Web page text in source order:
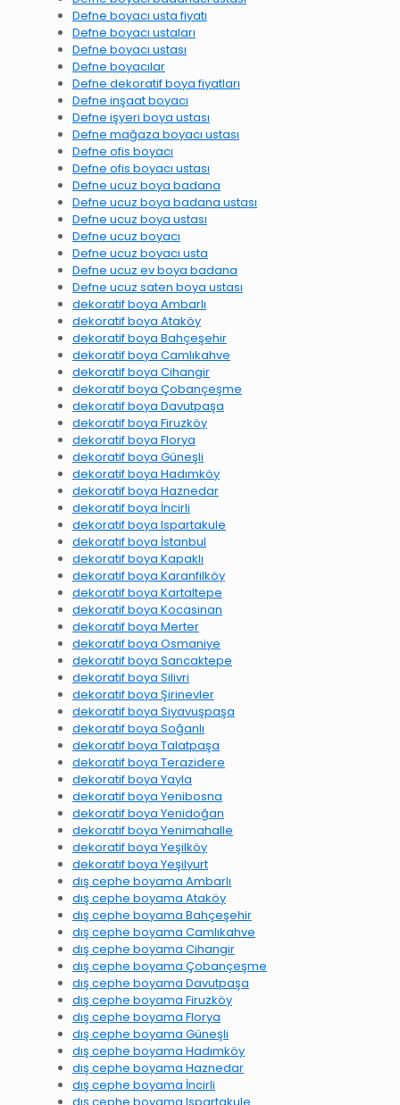
Defne boyacı usta fiyatı
Defne boyacı ustaları
Defne boyacı ustası
Defne boyacılar
Defne dekoratif boya fiyatları
Defne inşaat boyacı
Defne işyeri boya ustası
Defne mağaza boyacı ustası
Defne ofis boyacı
Defne ofis boyacı ustası
Defne ucuz boya badana
Defne ucuz boya badana ustası
Defne ucuz boya ustası
Defne ucuz boyacı
Defne ucuz boyacı usta
Defne ucuz ev boya badana
Defne ucuz saten boya ustası
dekoratif boya Ambarlı
dekoratif boya Ataköy
dekoratif boya Bahçeşehir
dekoratif boya Camlıkahve
dekoratif boya Cihangir
dekoratif boya Çobançeşme
dekoratif boya Davutpaşa
dekoratif boya Firuzköy
dekoratif boya Florya
dekoratif boya Güneşli
dekoratif boya Hadımköy
dekoratif boya Haznedar
dekoratif boya İncirli
dekoratif boya Ispartakule
dekoratif boya İstanbul
dekoratif boya Kapaklı
dekoratif boya Karanfilköy
dekoratif boya Kartaltepe
dekoratif boya Kocasinan
dekoratif boya Merter
dekoratif boya Osmaniye
dekoratif boya Sancaktepe
dekoratif boya Silivri
dekoratif boya Şirinevler
dekoratif boya Siyavuşpaşa
dekoratif boya Soğanlı
dekoratif boya Talatpaşa
dekoratif boya Terazidere
dekoratif boya Yayla
dekoratif boya Yenibosna
dekoratif boya Yenidoğan
dekoratif boya Yenimahalle
dekoratif boya Yeşilköy
dekoratif boya Yeşilyurt
dış cephe boyama Ambarlı
dış cephe boyama Ataköy
dış cephe boyama Bahçeşehir
dış cephe boyama Camlıkahve
dış cephe boyama Cihangir
dış cephe boyama Çobançeşme
dış cephe boyama Davutpaşa
dış cephe boyama Firuzköy
dış cephe boyama Florya
dış cephe boyama Güneşli
dış cephe boyama Hadımköy
dış cephe boyama Haznedar
dış cephe boyama İncirli